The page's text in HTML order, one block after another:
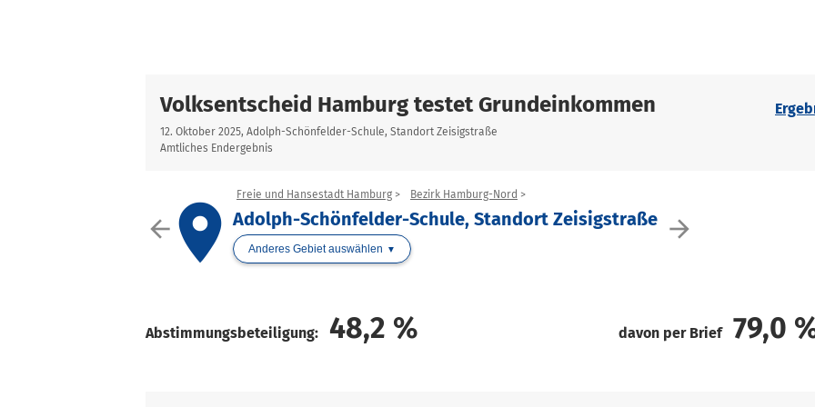
Volksentscheid Hamburg testet Grundeinkommen
12. Oktober 2025, Adolph-Schönfelder-Schule, Standort Zeisigstraße
Amtliches Endergebnis
arrow_back arrow_forward
place
Freie und Hansestadt Hamburg Bezirk Hamburg-Nord
Adolph-Schönfelder-Schule, Standort Zeisigstraße
Anderes Gebiet auswählen
Abstimmungsbeteiligung: 48,2 % davon per Brief 79,0